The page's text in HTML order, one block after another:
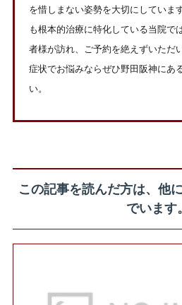
を惜しまない姿勢を大切にしていま
も根本的治療に特化している当院で
者様が訪れ、ご予約を絶えずいただ
症状でお悩みならぜひ野田阪神にあ
い。
この記事を読んだ方は、他
でいます。